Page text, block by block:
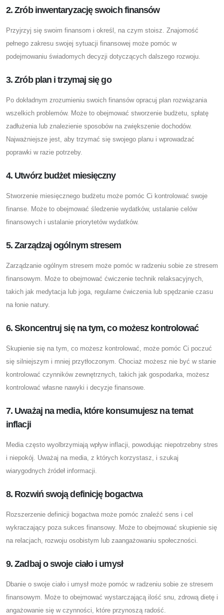
2. Zrób inwentaryzację swoich finansów
Przyjrzyj się swoim finansom i określ, na czym stoisz. Znajomość
pełnego zakresu swojej sytuacji finansowej może pomóc w
podejmowaniu świadomych decyzji dotyczących dalszego rozwoju.
3. Zrób plan i trzymaj się go
Po dokładnym zrozumieniu swoich finansów opracuj plan rozwiązania
wszelkich problemów. Może to obejmować stworzenie budżetu, spłatę
zadłużenia lub znalezienie sposobów na zwiększenie dochodów.
Najważniejsze jest, aby trzymać się swojego planu i wprowadzać
poprawki w razie potrzeby.
4. Utwórz budżet miesięczny
Stworzenie miesięcznego budżetu może pomóc Ci kontrolować swoje
finanse. Może to obejmować śledzenie wydatków, ustalanie celów
finansowych i ustalanie priorytetów wydatków.
5. Zarządzaj ogólnym stresem
Zarządzanie ogólnym stresem może pomóc w radzeniu sobie ze stresem
finansowym. Może to obejmować ćwiczenie technik relaksacyjnych,
takich jak medytacja lub joga, regularne ćwiczenia lub spędzanie czasu
na łonie natury.
6. Skoncentruj się na tym, co możesz kontrolować
Skupienie się na tym, co możesz kontrolować, może pomóc Ci poczuć
się silniejszym i mniej przytłoczonym. Chociaż możesz nie być w stanie
kontrolować czynników zewnętrznych, takich jak gospodarka, możesz
kontrolować własne nawyki i decyzje finansowe.
7. Uważaj na media, które konsumujesz na temat
inflacji
Media często wyolbrzymiają wpływ inflacji, powodując niepotrzebny stres
i niepokój. Uważaj na media, z których korzystasz, i szukaj
wiarygodnych źródeł informacji.
8. Rozwiń swoją definicję bogactwa
Rozszerzenie definicji bogactwa może pomóc znaleźć sens i cel
wykraczający poza sukces finansowy. Może to obejmować skupienie się
na relacjach, rozwoju osobistym lub zaangażowaniu społeczności.
9. Zadbaj o swoje ciało i umysł
Dbanie o swoje ciało i umysł może pomóc w radzeniu sobie ze stresem
finansowym. Może to obejmować wystarczającą ilość snu, zdrową dietę i
angażowanie się w czynności, które przynoszą radość.